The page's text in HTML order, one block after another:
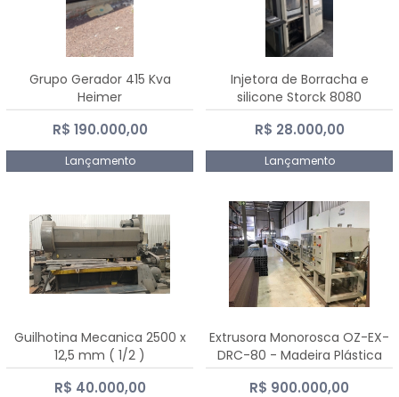
Grupo Gerador 415 Kva
Heimer
R$ 190.000,00
Lançamento
Injetora de Borracha e
silicone Storck 8080
R$ 28.000,00
Lançamento
Guilhotina Mecanica 2500 x
12,5 mm ( 1/2 )
R$ 40.000,00
Extrusora Monorosca OZ-EX-
DRC-80 - Madeira Plástica
R$ 900.000,00